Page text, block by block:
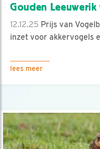
Gouden
12.12.25 Prijs van
inzet voor akkervogels
lees meer